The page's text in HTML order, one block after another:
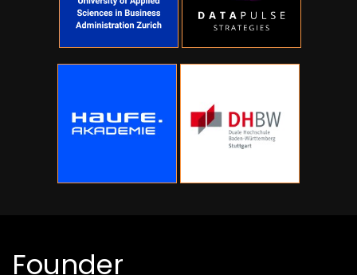
Founder